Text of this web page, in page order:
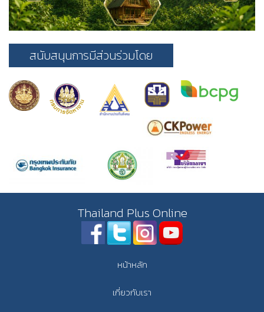
สนับสนุนการมีส่วนร่วมโดย
Thailand Plus Online
หน้าหลัก
เกี่ยวกับเรา